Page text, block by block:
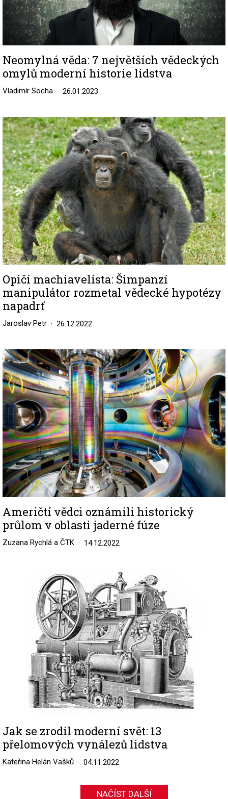
Neomylná věda: 7 největších vědeckých
omylů moderní historie lidstva
Vladimír Socha 26.01.2023
Image
Opičí machiavelista: Šimpanzí
manipulátor rozmetal vědecké hypotézy
napadrť
Jaroslav Petr 26.12.2022
Image
Američtí vědci oznámili historický
průlom v oblasti jaderné fúze
Zuzana Rychlá a ČTK 14.12.2022
Jak se zrodil moderní svět: 13
přelomových vynálezů lidstva
Kateřina Helán Vašků 04.11.2022
NAČÍST DALŠÍ